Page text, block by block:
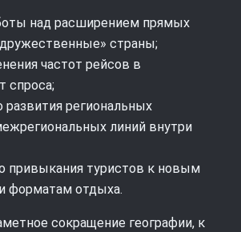
над расширением прямых
страны;
частот рейсов в
спроса;
региональных
линий внутри
привыкания туристов к новым
форматам отдыха.
сокращение географии, к